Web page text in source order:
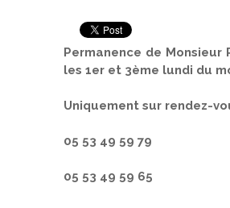
Permanence de Monsieur
les 1er et 3ème lundi du
Uniquement sur rendez-
05 53 49 59 79
05 53 49 59 65